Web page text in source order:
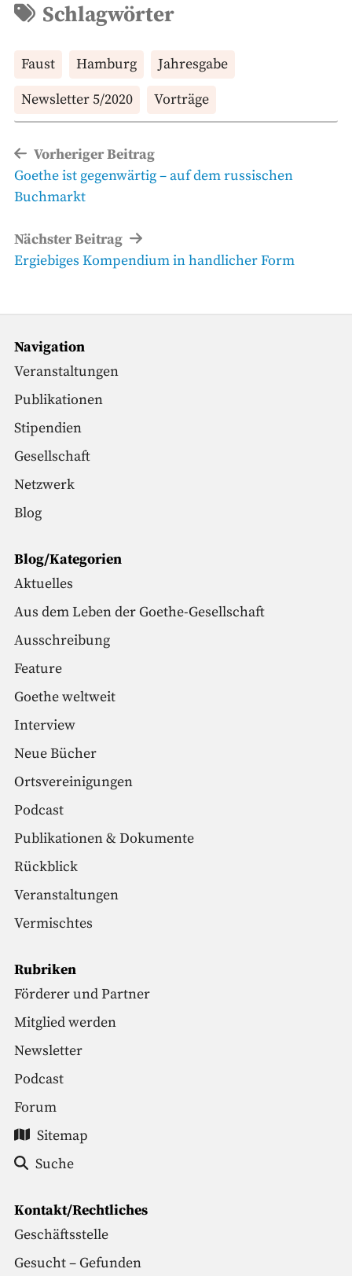
Schlagwörter
Faust Hamburg
Jahresgabe
Newsletter 5/2020
Vorträge
Beitragsnavigation
Vorheriger Beitrag
Vorheriger
Beitrag
Goethe ist gegenwärtig – auf dem russischen
Buchmarkt
Nächster Beitrag
Nächster
Ergiebiges Kompendium in handlicher Form
Navigation
Veranstaltungen
Publikationen
Stipendien
Gesellschaft
Netzwerk
Blog
Blog/Kategorien
Aktuelles
Aus dem Leben der Goethe-Gesellschaft
Ausschreibung
Feature
Goethe weltweit
Interview
Neue Bücher
Ortsvereinigungen
Podcast
Publikationen & Dokumente
Rückblick
Veranstaltungen
Vermischtes
Rubriken
Förderer und Partner
Mitglied werden
Newsletter
Podcast
Forum
Sitemap
Suche
Kontakt/Rechtliches
Geschäftsstelle
Gesucht – Gefunden